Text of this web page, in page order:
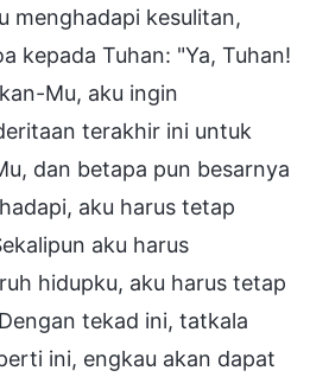
menghadapi kesulitan,
kepada Tuhan: "Ya, Tuhan!
Mu, aku ingin
terakhir ini untuk
dan betapa pun besarnya
aku harus tetap
aku harus
hidupku, aku harus tetap
tekad ini, tatkala
ini, engkau akan dapat